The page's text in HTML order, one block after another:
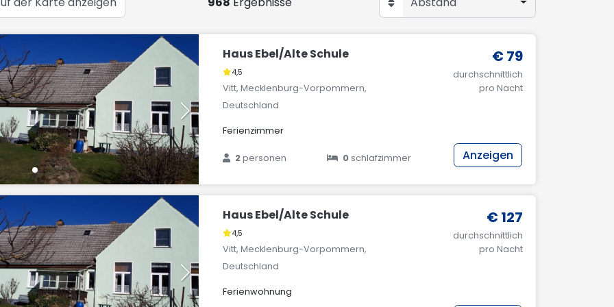
Haus Ebel/Alte Schule
4,5
Vitt, Mecklenburg-Vorpommern,
Deutschland
Ferienzimmer
2personen 0schlafzimmer
€ 79
durchschnittlich
pro Nacht
Anzeigen
Haus Ebel/Alte Schule
4,5
Vitt, Mecklenburg-Vorpommern,
Deutschland
Ferienwohnung
€ 127
durchschnittlich
pro Nacht